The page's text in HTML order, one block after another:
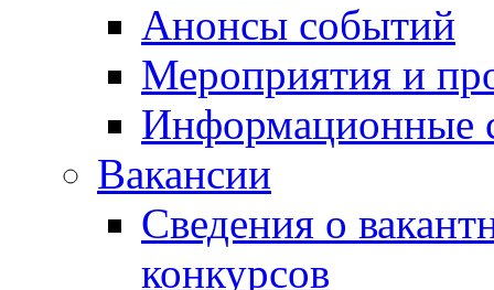
Анонсы событий
Мероприятия и
Информационные
Вакансии
Сведения о
конкурсов